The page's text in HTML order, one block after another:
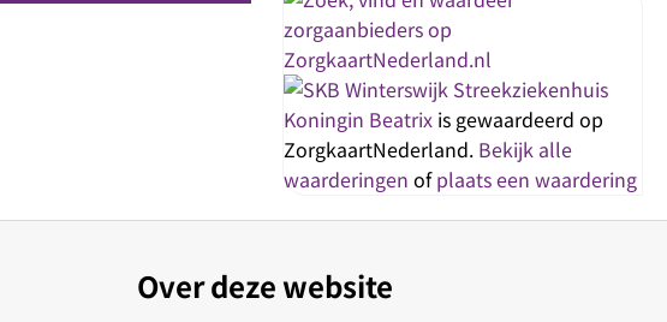
Streekziekenhuis
Koningin Beatrix is gewaardeerd op
ZorgkaartNederland. Bekijk alle
waarderingen ofplaats een waardering
Over deze website